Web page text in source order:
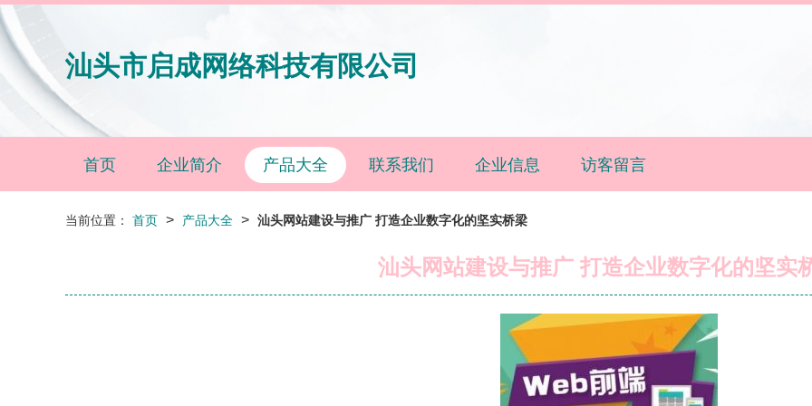
汕头市启成网络科技有限公司
首页 企业简介 产品大全 联系我们 企业信息 访客留言
当前位置： 首页 > 产品大全 > 汕头网站建设与推广 打造企业数字化的坚实桥梁
汕头网站建设与推广 打造企业数字化的坚实